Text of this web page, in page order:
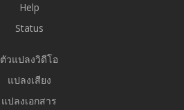
Help
Status
ตัวแปลงวิดีโอ
แปลงเสียง
แปลงเอกสาร